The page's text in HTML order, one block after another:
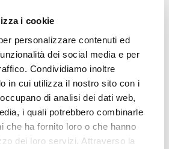
i cookie
personalizzare contenuti ed
dei social media e per
Condividiamo inoltre
in cui utilizza il nostro sito con i
di analisi dei dati web,
i quali potrebbero combinarle
che ha fornito loro o che hanno
dei loro servizi. Attraverso la
€ 58,00